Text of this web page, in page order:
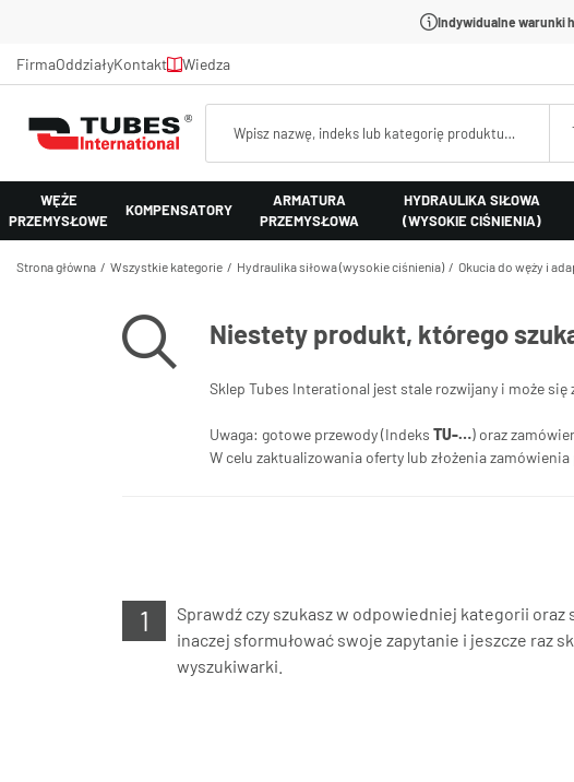
Indywidualne warunki
FirmaOddziałyKontakt Wiedza
WĘŻE
PRZEMYSŁOWE
KOMPENSATORY
ARMATURA
PRZEMYSŁOWA
HYDRAULIKA SIŁOWA
(WYSOKIE CIŚNIENIA)
Strona główna Wszystkie kategorie Hydraulika siłowa (wysokie ciśnienia) Okucia do węży i
Niestety produkt, którego
Sklep Tubes Interational jest stale rozwijany i może
Uwaga: gotowe przewody (Indeks TU-…) oraz
W celu zaktualizowania oferty lub złożenia
Sprawdź czy szukasz w odpowiedniej kategorii oraz
inaczej sformułować swoje zapytanie i jeszcze raz
wyszukiwarki.